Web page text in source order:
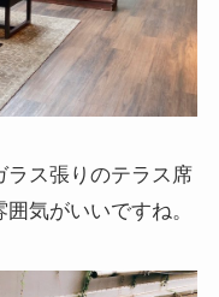
ラス張りのテラス席
気がいいですね。